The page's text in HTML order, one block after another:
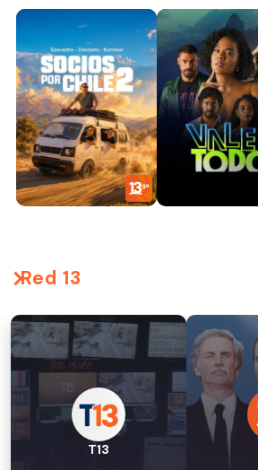
Red 13
T13